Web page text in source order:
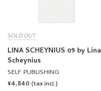
SOLD OUT
LINA SCHEYNIUS 09 by Lina
Scheynius
SELF PUBLISHING
REGULAR
¥4,840 (tax incl.)